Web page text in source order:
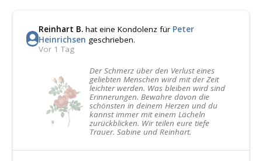
Reinhart B.hat eine Kondolenz für Peter
Heinrichsen geschrieben.
Vor 1 Tag
Der Schmerz über den Verlust eines
geliebten Menschen wird mit der Zeit
leichter werden. Was bleiben wird sind
Erinnerungen. Bewahre davon die
schönsten in deinem Herzen und du
kannst immer mit einem Lächeln
zurückblicken. Wir teilen eure tiefe
Trauer. Sabine und Reinhart.